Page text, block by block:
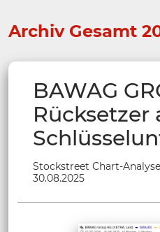
Archiv Gesamt
BAWAG
Rücksetzer
Stockstreet Chart-
30.08.2025